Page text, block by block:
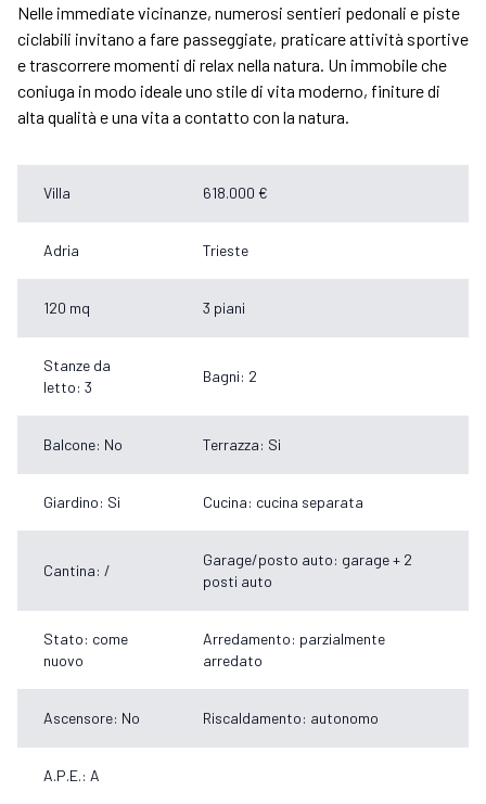
Nelle immediate vicinanze, numerosi sentieri pedonali e piste
ciclabili invitano a fare passeggiate, praticare attività sportive
e trascorrere momenti di relax nella natura. Un immobile che
coniuga in modo ideale uno stile di vita moderno, finiture di
alta qualità e una vita a contatto con la natura.
Villa 618.000 €
Adria Trieste
120 mq 3 piani
Stanze da
letto: 3
Bagni: 2
Balcone: No Terrazza: Si
Giardino: Si Cucina: cucina separata
Cantina: /
Garage/posto auto: garage + 2
posti auto
Stato: come
nuovo
Arredamento: parzialmente
arredato
Ascensore: No Riscaldamento: autonomo
A.P.E.: A